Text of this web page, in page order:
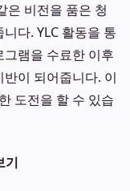
은 비전을 품은 청
다. YLC 활동을 통
램을 수료한 이후
이 되어줍니다. 이
도전을 할 수 있습
기